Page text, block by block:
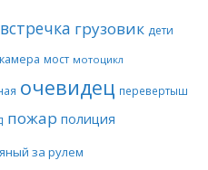
встречка грузовик дети
камера мост мотоцикл
очевидец перевертыш
пожар полиция
за рулем